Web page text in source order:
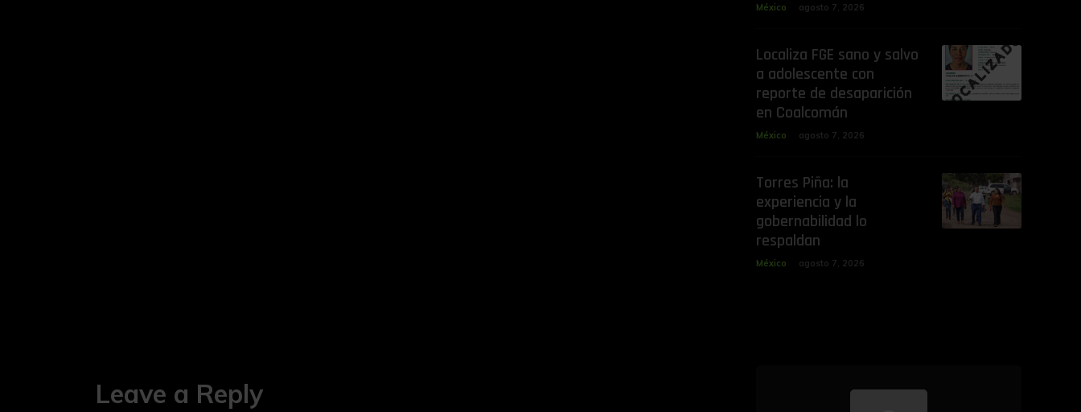
México agosto 7, 2026
Localiza FGE sano y salvo
a adolescente con
reporte de desaparición
en Coalcomán
México agosto 7, 2026
Torres Piña: la
experiencia y la
gobernabilidad lo
respaldan
México agosto 7, 2026
Leave a Reply